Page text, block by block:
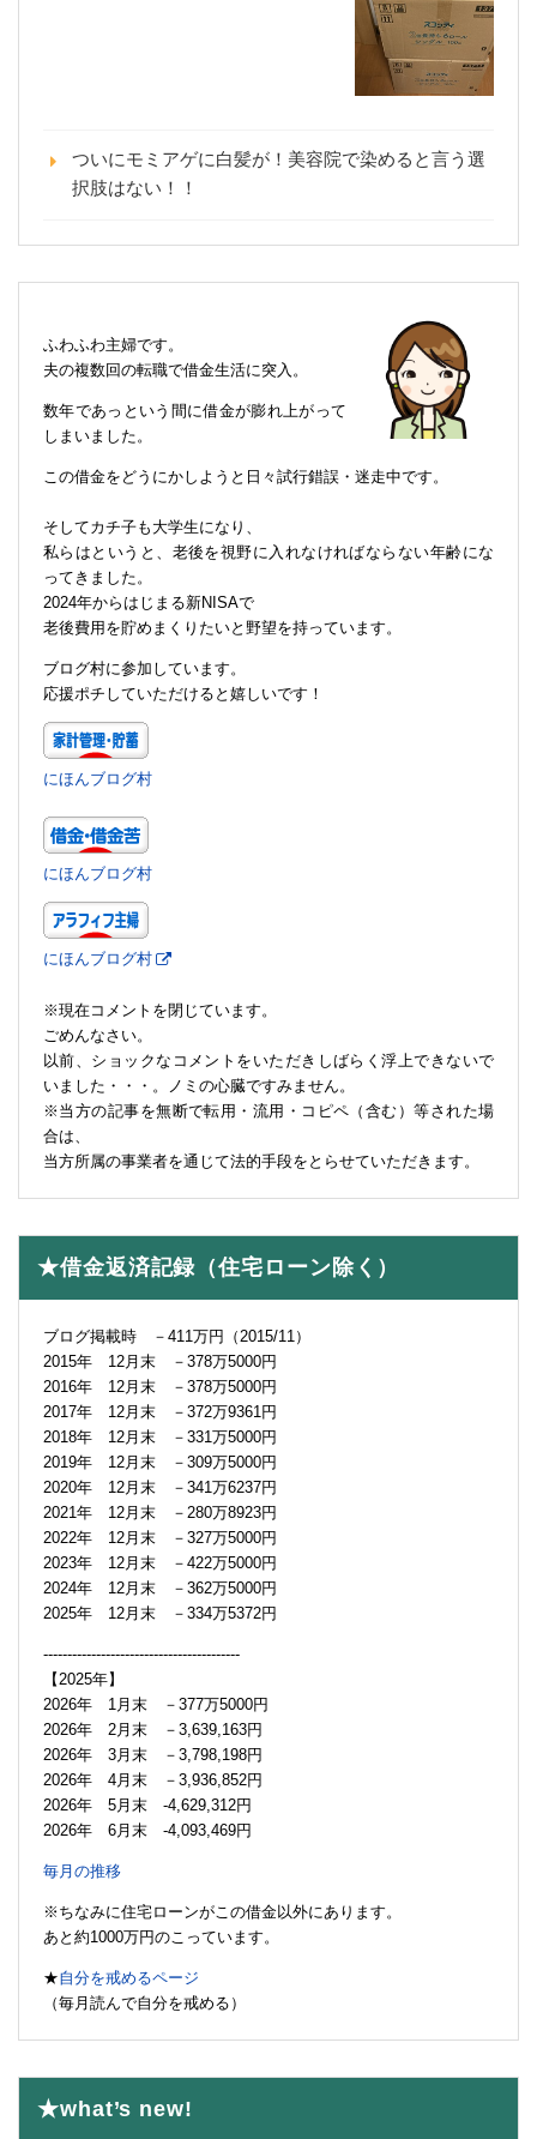
ついにモミアゲに白髪が！美容院で染めると言う選
択肢はない！！
ふわふわ主婦です。
夫の複数回の転職で借金生活に突入。
数年であっという間に借金が膨れ上がって
しまいました。
この借金をどうにかしようと日々試行錯誤・迷走中です。
そしてカチ子も大学生になり、
私らはというと、老後を視野に入れなければならない年齢にな
ってきました。
2024年からはじまる新NISAで
老後費用を貯めまくりたいと野望を持っています。
ブログ村に参加しています。
応援ポチしていただけると嬉しいです！
にほんブログ村
にほんブログ村
にほんブログ村
※現在コメントを閉じています。
ごめんなさい。
以前、ショックなコメントをいただきしばらく浮上できないで
いました・・・。ノミの心臓ですみません。
※当方の記事を無断で転用・流用・コピペ（含む）等された場
合は、
当方所属の事業者を通じて法的手段をとらせていただきます。
★借金返済記録（住宅ローン除く）
ブログ掲載時 －411万円（2015/11）
2015年 12月末 －378万5000円
2016年 12月末 －378万5000円
2017年 12月末 －372万9361円
2018年 12月末 －331万5000円
2019年 12月末 －309万5000円
2020年 12月末 －341万6237円
2021年 12月末 －280万8923円
2022年 12月末 －327万5000円
2023年 12月末 －422万5000円
2024年 12月末 －362万5000円
2025年 12月末 －334万5372円
-----------------------------------------
【2025年】
2026年 1月末 －377万5000円
2026年 2月末 －3,639,163円
2026年 3月末 －3,798,198円
2026年 4月末 －3,936,852円
2026年 5月末 -4,629,312円
2026年 6月末 -4,093,469円
毎月の推移
※ちなみに住宅ローンがこの借金以外にあります。
あと約1000万円のこっています。
★自分を戒めるページ
（毎月読んで自分を戒める）
★what’s new!